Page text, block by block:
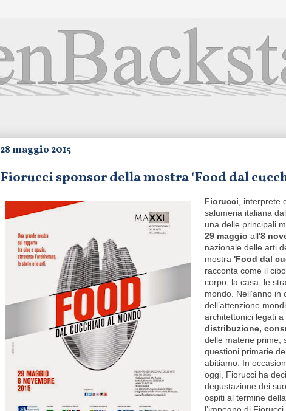
28 maggio 2015
Fiorucci sponsor della mostra 'Food dal
Fiorucci ,
salumeria italiana
una delle principali
29 maggio all'8
nazionale delle arti
mostra 'Food dal
racconta come il
corpo, la casa, le
mondo. Nell’anno
dell’attenzione
architettonici legati a
distribuzione,
delle materie prime,
questioni primarie
abitiamo. In
oggi, Fiorucci ha
degustazione dei
ospiti al termine della